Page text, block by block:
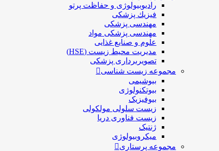
رادیوبیولوژی و حفاظت پرتو
فيزيك پزشکی
مهندسی پزشکی
مهندسی پزشکی مواد
علوم و صنايع غذایی
مدیریت محیط زیست (HSE)
تصویربرداری پزشکی
مجموعه زیست شناسی
بیوشیمی
بیوتکنولوژی
بیوفیزیک
زیست سلولی مولکولی
زیست فناوری دریا
ژنتیک
میکروبیولوژی
مجموعه پرستاری